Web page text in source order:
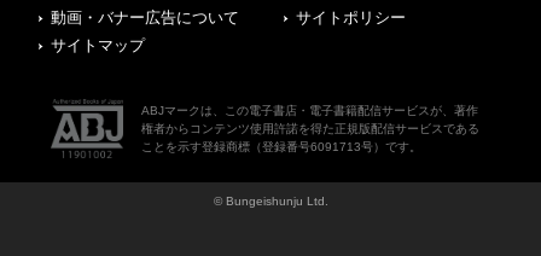
動画・バナー広告について
サイトポリシー
サイトマップ
ABJマークは、この電子書店・電子書籍配信サービスが、著作
権者からコンテンツ使用許諾を得た正規版配信サービスである
ことを示す登録商標（登録番号6091713号）です。
© Bungeishunju Ltd.